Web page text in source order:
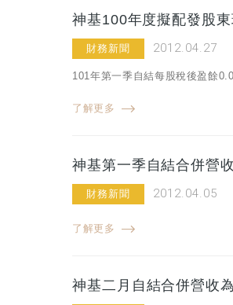
神基100年度擬配發股
財務新聞 2012.04.27
101年第一季自結每股稅後盈餘
了解更多
神基第一季自結合併營
財務新聞 2012.04.05
了解更多
神基二月自結合併營收